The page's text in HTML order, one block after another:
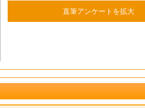
直筆アンケートを拡大